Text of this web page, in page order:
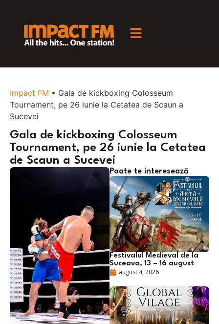
Impact FM • Gala de kickboxing Colosseum
Tournament, pe 26 iunie la Cetatea de Scaun a
Sucevei
Gala de kickboxing Colosseum
Tournament, pe 26 iunie la Cetatea
de Scaun a Sucevei
Poate te interesează
Festivalul Medieval de la
Suceava, 13 – 16 august
august 4, 2026